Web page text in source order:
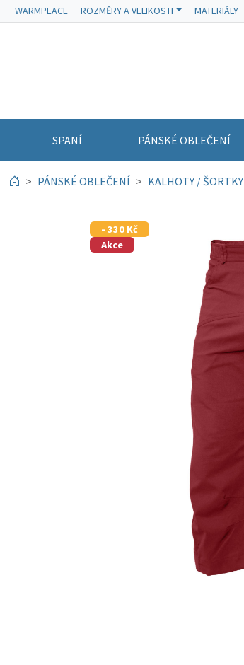
WARMPEACE ROZMĚRY A VELIKOSTI MATERIÁLY
SPANÍ PÁNSKÉ OBLEČENÍ
PÁNSKÉ OBLEČENÍ KALHOTY / ŠORTKY
- 330 Kč
Akce